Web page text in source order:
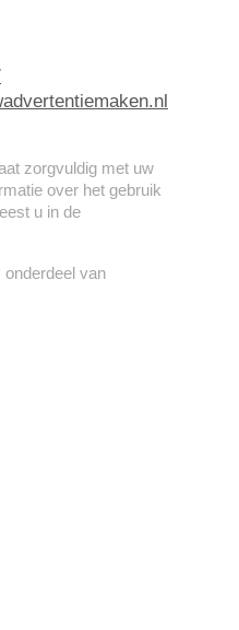
zorgvuldig met uw
over het gebruik
u in de
onderdeel van